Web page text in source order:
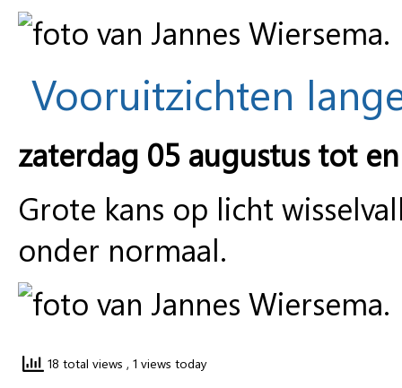
Vooruitzichten
zaterdag 05 augustus tot
Grote kans op licht
onder normaal.
18 total views , 1 views today